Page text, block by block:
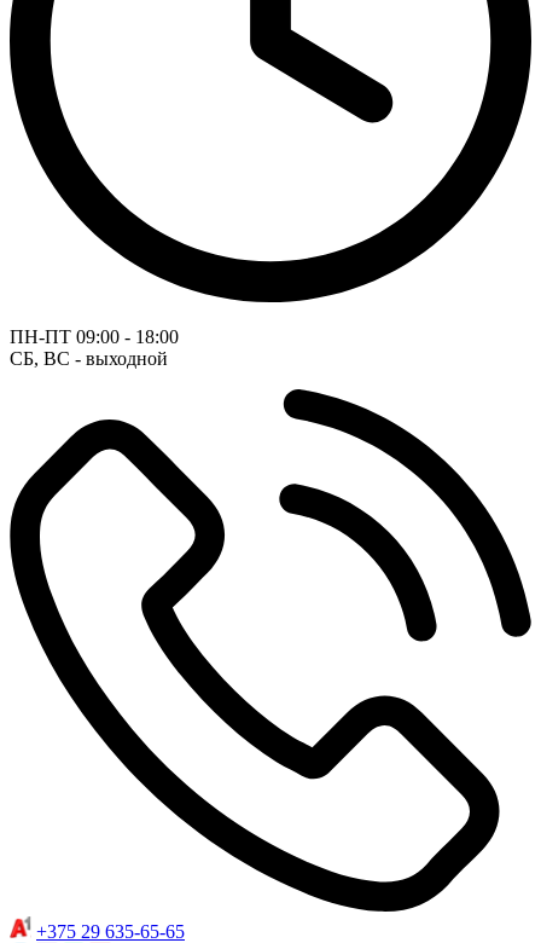
ПН-ПТ 09:00 - 18:00
СБ, ВС - выходной
+375 29 635-65-65